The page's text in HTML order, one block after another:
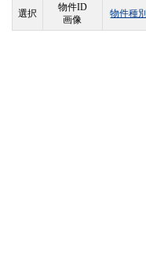
選択
物件ID
画像
物件種別